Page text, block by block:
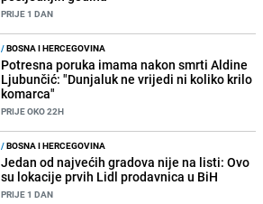
PRIJE 1 DAN
/BOSNA I HERCEGOVINA
Potresna poruka imama nakon smrti Aldine
Ljubunčić: "Dunjaluk ne vrijedi ni koliko krilo
komarca"
PRIJE OKO 22H
/BOSNA I HERCEGOVINA
Jedan od najvećih gradova nije na listi: Ovo
su lokacije prvih Lidl prodavnica u BiH
PRIJE 1 DAN